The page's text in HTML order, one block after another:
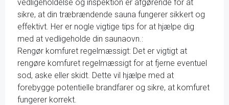
vedligeholdelse og inspektion er afgørende for at
sikre, at din træbrændende sauna fungerer sikkert og
effektivt. Her er nogle vigtige tips for at hjælpe dig
med at vedligeholde din saunaovn.:
Rengør komfuret regelmæssigt: Det er vigtigt at
rengøre komfuret regelmæssigt for at fjerne eventuel
sod, aske eller skidt. Dette vil hjælpe med at
forebygge potentielle brandfarer og sikre, at komfuret
fungerer korrekt.